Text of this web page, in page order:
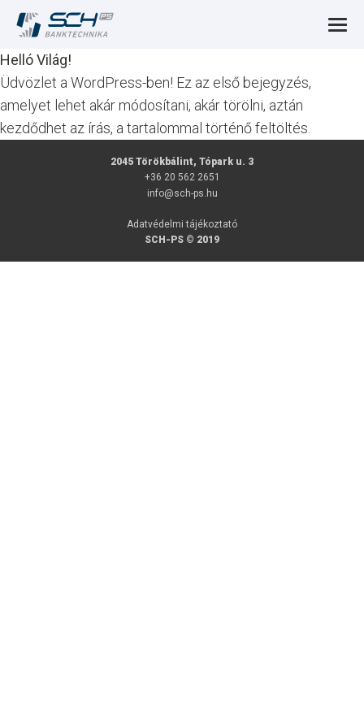
Helló Világ!
Üdvözlet a WordPress-ben! Ez az első bejegyzés,
amelyet lehet akár módosítani, akár törölni, aztán
kezdődhet az írás, a tartalommal történő feltöltés.
2045 Törökbálint, Tópark u. 3
+36 20 562 2651
info@sch-ps.hu
Adatvédelmi tájékoztató
SCH-PS © 2019